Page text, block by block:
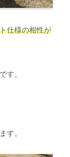
仕様の相性が
です。
す。